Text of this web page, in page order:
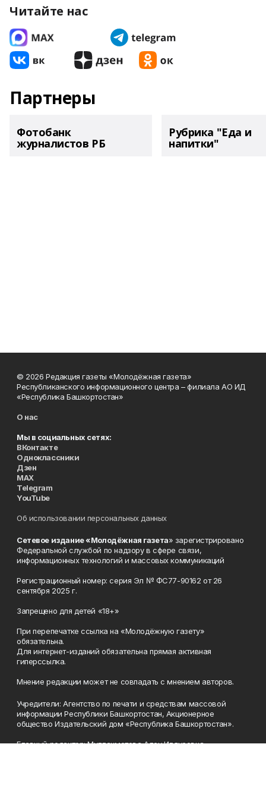
Читайте нас
Партнеры
Фотобанк
журналистов РБ
Рубрика "Еда и
напитки"
© 2026 Редакция газеты «Молодёжная газета»
Республиканского информационного центра – филиала АО ИД
«Республика Башкортостан»
О нас
Мы в социальных сетях:
ВКонтакте
Одноклассники
Дзен
MAX
Telegram
YouTube
Об использовании персональных данных
Сетевое издание «Молодёжная газета» зарегистрировано
Федеральной службой по надзору в сфере связи,
информационных технологий и массовых коммуникаций
Регистрационный номер: серия Эл № ФС77-90162 от 26
сентября 2025 г.
Запрещено для детей «18+»
При перепечатке ссылка на «Молодёжную газету»
обязательна.
Для интернет-изданий обязательна прямая активная
гиперссылка.
Мнение редакции может не совпадать с мнением авторов.
Учредители: Агентство по печати и средствам массовой
информации Республики Башкортостан, Акционерное
общество Издательский дом «Республика Башкортостан».
Главный редактор: Муллахметова Алсу Илдусовна.